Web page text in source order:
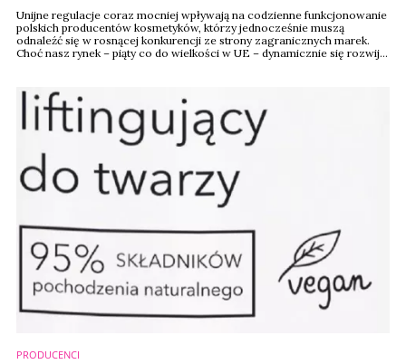
Unijne regulacje coraz mocniej wpływają na codzienne funkcjonowanie
polskich producentów kosmetyków, którzy jednocześnie muszą
odnaleźć się w rosnącej konkurencji ze strony zagranicznych marek.
Choć nasz rynek – piąty co do wielkości w UE – dynamicznie się rozwija,
polskich kosmetyków oraz ...
PRODUCENCI